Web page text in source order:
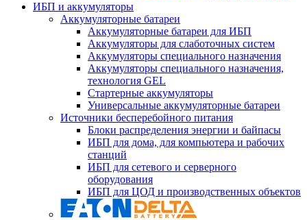
ИБП и аккумуляторы
Аккумуляторные батареи
Аккумуляторные батареи для ИБП
Аккумуляторы для слаботочных систем
Аккумуляторы специального назначения
Аккумуляторы специального назначения,
технология GEL
Стартерные аккумуляторы
Универсальные аккумуляторные батареи
Источники бесперебойного питания
Блоки распределения энергии и байпасы
ИБП для дома, для компьютера и рабочих
станций
ИБП для сетевого и серверного
оборудования
ИБП для ЦОД и производственных объектов